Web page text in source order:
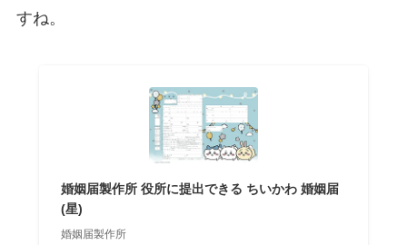
すね。
婚姻届製作所 役所に提出できる ちいかわ 婚姻届
(星)
婚姻届製作所